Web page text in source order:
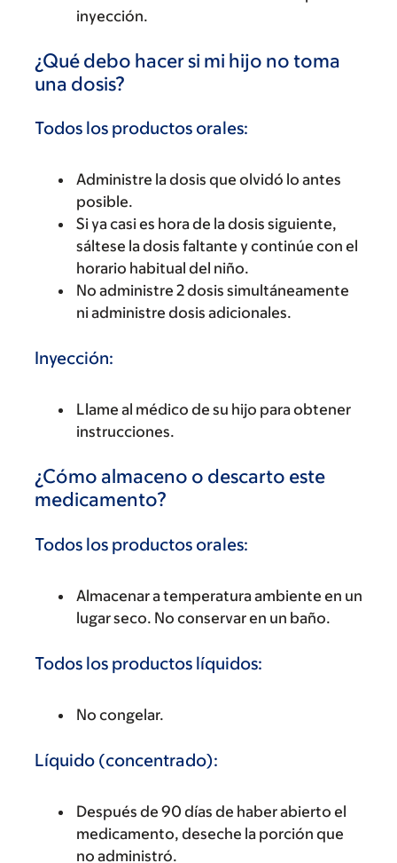
inyección.
¿Qué debo hacer si mi hijo no toma
una dosis?
Todos los productos orales:
Administre la dosis que olvidó lo antes
posible.
Si ya casi es hora de la dosis siguiente,
sáltese la dosis faltante y continúe con el
horario habitual del niño.
No administre 2 dosis simultáneamente
ni administre dosis adicionales.
Inyección:
Llame al médico de su hijo para obtener
instrucciones.
¿Cómo almaceno o descarto este
medicamento?
Todos los productos orales:
Almacenar a temperatura ambiente en un
lugar seco. No conservar en un baño.
Todos los productos líquidos:
No congelar.
Líquido (concentrado):
Después de 90 días de haber abierto el
medicamento, deseche la porción que
no administró.